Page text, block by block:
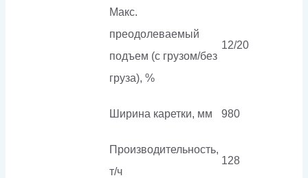
Макс.
преодолеваемый
подъем (с грузом/без
груза), %
12/20
Ширина каретки, мм 980
Производительность,
т/ч
128